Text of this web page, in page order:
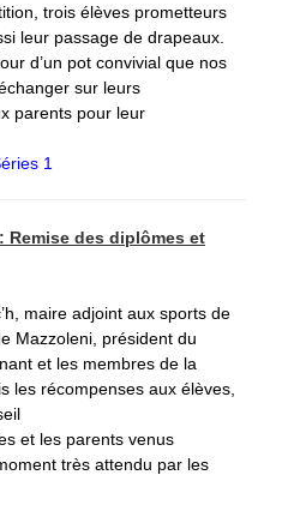
trois élèves prometteurs
leur passage de drapeaux.
d’un pot convivial que nos
sur leurs
parents pour leur
1
Remise des diplômes et
maire adjoint aux sports de
Mazzoleni, président du
et les membres de la
les récompenses aux élèves,
et les parents venus
très attendu par les